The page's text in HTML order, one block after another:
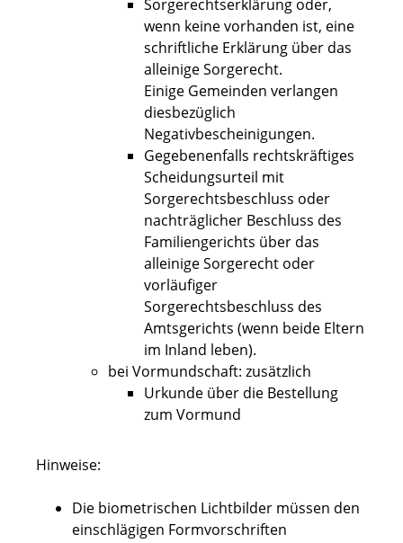
Sorgerechtserklärung oder,
wenn keine vorhanden ist, eine
schriftliche Erklärung über das
alleinige Sorgerecht.
Einige Gemeinden verlangen
diesbezüglich
Negativbescheinigungen.
Gegebenenfalls rechtskräftiges
Scheidungsurteil mit
Sorgerechtsbeschluss oder
nachträglicher Beschluss des
Familiengerichts über das
alleinige Sorgerecht oder
vorläufiger
Sorgerechtsbeschluss des
Amtsgerichts (wenn beide Eltern
im Inland leben).
bei Vormundschaft: zusätzlich
Urkunde über die Bestellung
zum Vormund
Hinweise:
Die biometrischen Lichtbilder müssen den
einschlägigen Formvorschriften